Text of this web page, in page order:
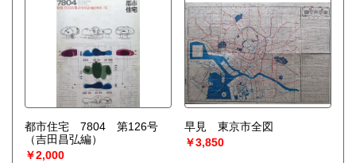
都市住宅 7804 第126号
（吉田昌弘編）
￥2,000
早見 東京市全図
￥3,850